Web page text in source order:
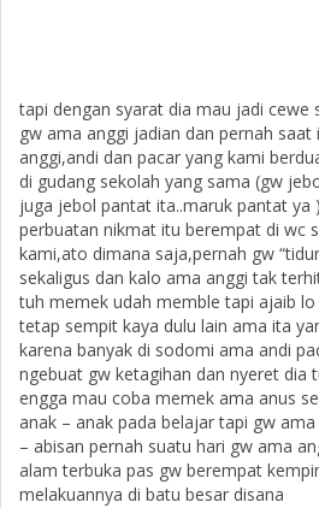
tapi dengan syarat dia mau jadi cewe
gw ama anggi jadian dan pernah
anggi,andi dan pacar yang kami
di gudang sekolah yang sama (gw
juga jebol pantat ita..maruk pantat ya
perbuatan nikmat itu berempat di wc
kami,ato dimana saja,pernah gw
sekaligus dan kalo ama anggi tak
tuh memek udah memble tapi ajaib
tetap sempit kaya dulu lain ama ita
karena banyak di sodomi ama andi
ngebuat gw ketagihan dan nyeret dia
engga mau coba memek ama anus
anak – anak pada belajar tapi gw
– abisan pernah suatu hari gw ama
alam terbuka pas gw berempat
melakuannya di batu besar disana